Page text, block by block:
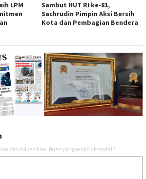
LPM
Sambut HUT RI ke-81,
Sachrudin Pimpin Aksi Bersih
Kota dan Pembagian Bendera
dipublikasikan. Ruas yang wajib ditandai *